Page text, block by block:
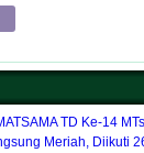
TD Ke-14
Meriah, Diikuti